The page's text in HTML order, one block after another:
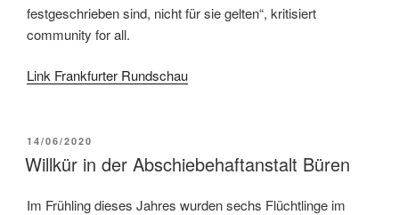
festgeschrieben sind, nicht für sie gelten“, kritisiert
community for all.
Link Frankfurter Rundschau
14/06/2020
Willkür in der Abschiebehaftanstalt Büren
Im Frühling dieses Jahres wurden sechs Flüchtlinge im